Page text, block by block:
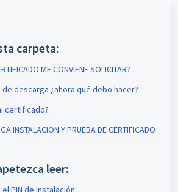
carpeta:
ME CONVIENE SOLICITAR?
descarga ¿ahora qué debo hacer?
certificado?
leer:
PIN de instalación